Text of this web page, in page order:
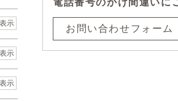
電話番号のかけ間違いに
お問い合わせフォーム
表示
表示
表示